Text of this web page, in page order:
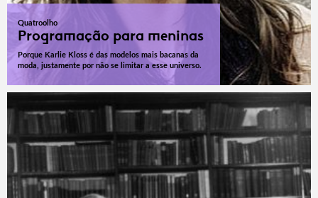
Quatroolho
Programação para meninas
Porque Karlie Kloss é das modelos mais bacanas da
moda, justamente por não se limitar a esse universo.